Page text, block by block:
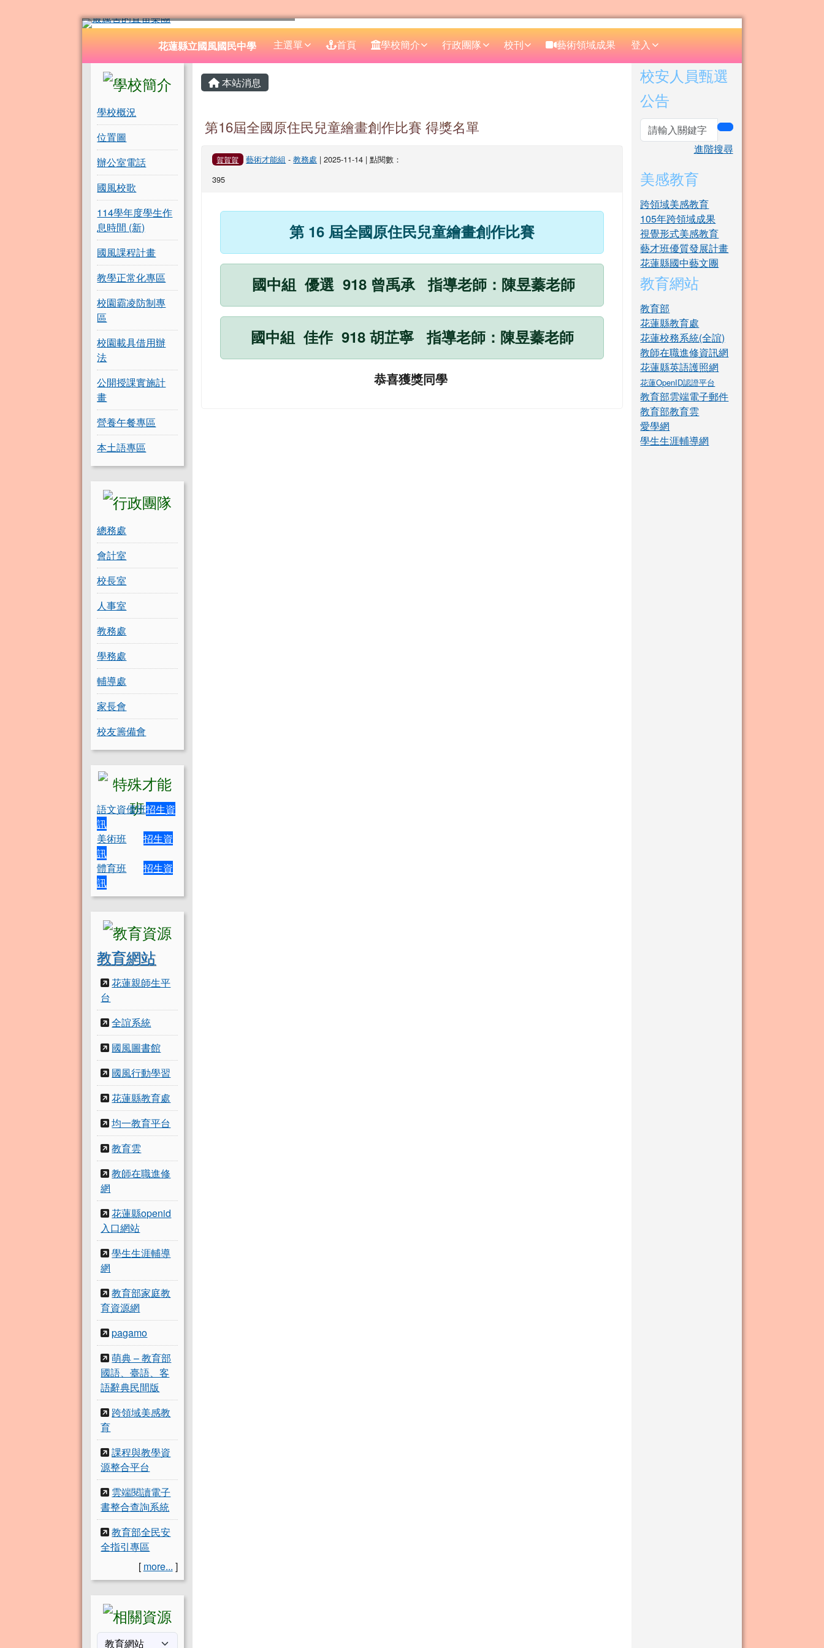
花蓮縣立國風國民中學
導覽列 花蓮縣立國風國民中學 主選單 首頁 學校簡介 行政團隊 校刊 藝術領域成果 登入
左邊區域內容
學校概況
位置圖
辦公室電話
國風校歌
114學年度學生作
息時間 (新)
國風課程計畫
教學正常化專區
校園霸凌防制專
區
校園載具借用辦
法
公開授課實施計
畫
營養午餐專區
本土語專區
總務處
會計室
校長室
人事室
教務處
學務處
輔導處
家長會
校友籌備會
語文資優班招生資
訊
美術班
招生資
訊
體育班
招生資
訊
教育網站
花蓮親師生平
台
全誼系統
國風圖書館
國風行動學習
花蓮縣教育處
均一教育平台
教育雲
教師在職進修
網
花蓮縣openid
入口網站
學生生涯輔導
網
教育部家庭教
育資源網
pagamo
萌典 – 教育部
國語、臺語、客
語辭典民間版
跨領域美感教
育
課程與教學資
源整合平台
雲端閱讀電子
書整合查詢系統
教育部全民安
全指引專區
[ more... ]
主內容區域
本站消息
第16屆全國原住民兒童繪畫創作比賽 得獎名單
賀賀賀 藝術才能組 -教務處 | 2025-11-14 | 點閱數：
395
第 16 屆全國原住民兒童繪畫創作比賽
國中組 優選 918 曾禹承 指導老師：陳昱蓁老師
國中組 佳作 918 胡芷寧 指導老師：陳昱蓁老師
恭喜獲獎同學
右邊區域內容
校安人員甄選
公告
search
進階搜尋
美感教育
跨領域美感教育
105年跨領域成果
視覺形式美感教育
藝才班優質發展計畫
花蓮縣國中藝文團
教育網站
教育部
花蓮縣教育處
花蓮校務系統(全誼)
教師在職進修資訊網
花蓮縣英語護照網
花蓮OpenID認證平台
教育部雲端電子郵件
教育部教育雲
愛學網
學生生涯輔導網
頁尾區域